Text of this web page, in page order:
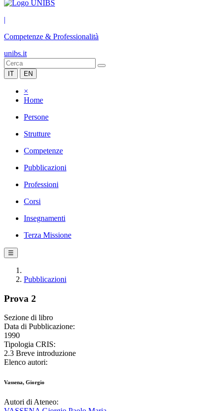
|
Competenze & Professionalità
unibs.it
IT EN
×
Home
Persone
Strutture
Competenze
Pubblicazioni
Professioni
Corsi
Insegnamenti
Terza Missione
☰
Pubblicazioni
Prova 2
Sezione di libro
Data di Pubblicazione:
1990
Tipologia CRIS:
2.3 Breve introduzione
Elenco autori:
Vassena, Giorgio
Autori di Ateneo: